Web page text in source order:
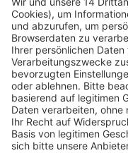
Fachmedien Recht
Ein Fachbereich der
dfv Mediengruppe
Mainzer Landstr. 251
60326 Frankfurt am